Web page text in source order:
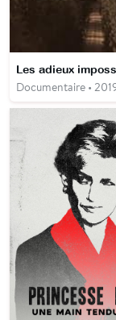
Les adieux
Documentaire •